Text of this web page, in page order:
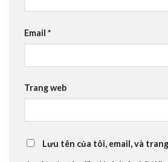
Email *
Trang web
Lưu tên của tôi, email, và